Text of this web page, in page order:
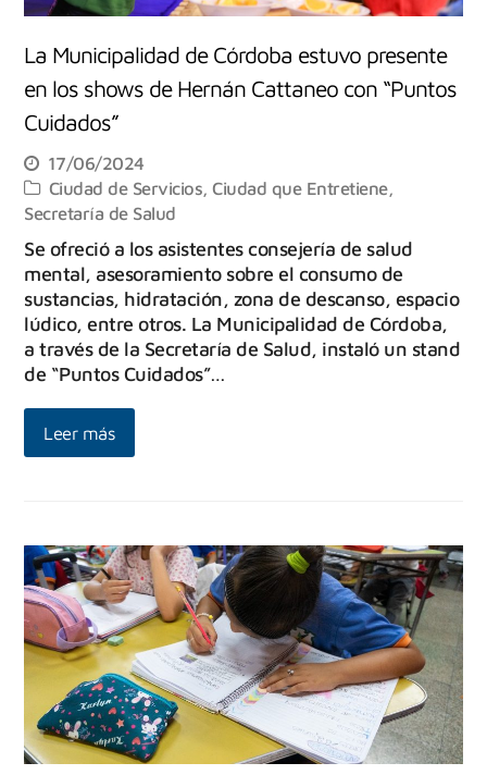
La Municipalidad de Córdoba estuvo presente
en los shows de Hernán Cattaneo con “Puntos
Cuidados”
17/06/2024
Ciudad de Servicios ,Ciudad que Entretiene,
Secretaría de Salud
Se ofreció a los asistentes consejería de salud
mental, asesoramiento sobre el consumo de
sustancias, hidratación, zona de descanso, espacio
lúdico, entre otros. La Municipalidad de Córdoba,
a través de la Secretaría de Salud, instaló un stand
de “Puntos Cuidados”…
Leer más